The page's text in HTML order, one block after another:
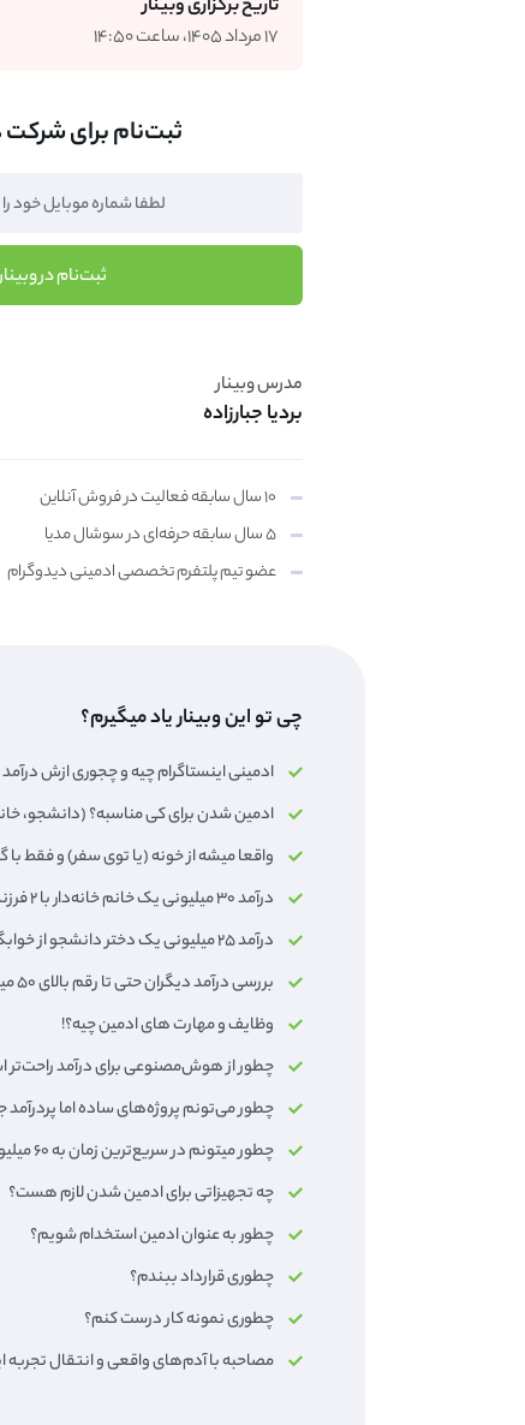
تاریخ برگزاری وبینار
۱۷ مرداد ۱۴۰۵، ساعت ۱۴:۵۰
ثبت‌نام برای شرکت
ثبت‌نام در وبینار
مدرس وبینار
بردیا جبارزاده
۱۰ سال سابقه فعالیت در فروش آنلاین
۵ سال سابقه حرفه‌ای در سوشال مدیا
عضو تیم پلتفرم تخصصی ادمینی دیدوگرام
چی تو این وبینار یاد میگیرم؟
ادمینی اینستاگرام چیه و چجوری ازش
ادمین شدن برای کی مناسبه؟ (دانشجو،
واقعا میشه از خونه (یا توی سفر) و فقط
درآمد ۳۰ میلیونی یک خانم خانه‌دار با ۲ فرزند از ادمینی
درآمد ۲۵ میلیونی یک دختر دانشجو از خوابگاه از ادمینی پیج‌ها
بررسی درآمد دیگران حتی تا رقم بالای ۵۰ میلیون
وظایف و مهارت های ادمین چیه؟!
چطور از هوش‌مصنوعی برای درآمد راحت‌تر
چطور می‌تونم پروژه‌های ساده اما
چطور میتونم در سریع‌ترین زمان به 6۰ میلیون برسم؟
چه تجهیزاتی برای ادمین شدن لازم هست؟
چطور به عنوان ادمین استخدام شویم؟
چطوری قرارداد ببندم؟
چطوری نمونه کار درست کنم؟
مصاحبه با آدم‌های واقعی و انتقال تجربه